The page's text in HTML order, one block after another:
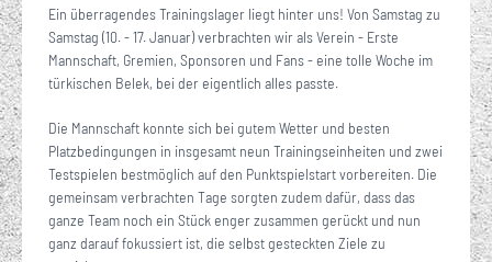
Ein überragendes Trainingslager liegt hinter uns! Von Samstag zu
Samstag (10. - 17. Januar) verbrachten wir als Verein - Erste
Mannschaft, Gremien, Sponsoren und Fans - eine tolle Woche im
türkischen Belek, bei der eigentlich alles passte.
Die Mannschaft konnte sich bei gutem Wetter und besten
Platzbedingungen in insgesamt neun Trainingseinheiten und zwei
Testspielen bestmöglich auf den Punktspielstart vorbereiten. Die
gemeinsam verbrachten Tage sorgten zudem dafür, dass das
ganze Team noch ein Stück enger zusammen gerückt und nun
ganz darauf fokussiert ist, die selbst gesteckten Ziele zu